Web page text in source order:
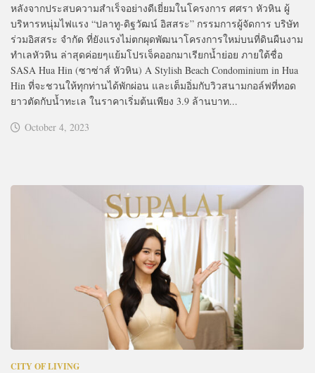
หลังจากประสบความสำเร็จอย่างดีเยี่ยมในโครงการ ศศรา หัวหิน ผู้
บริหารหนุ่มไฟแรง “ปลาทู-ดิฐวัฒน์ อิสสระ” กรรมการผู้จัดการ บริษัท
ร่วมอิสสระ จำกัด ที่ยังแรงไม่ตกผุดพัฒนาโครงการใหม่บนที่ดินผืนงาม
ทำเลหัวหิน ล่าสุดค่อยๆแย้มโปรเจ็คออกมาเรียกน้ำย่อย ภายใต้ชื่อ
SASA Hua Hin (ซาซ่าส์ หัวหิน) A Stylish Beach Condominium in Hua
Hin ที่จะชวนให้ทุกท่านได้พักผ่อน และเต็มอิ่มกับวิวสนามกอล์ฟที่ทอด
ยาวตัดกับน้ำทะเล ในราคาเริ่มต้นเพียง 3.9 ล้านบาท...
October 4, 2023
CITY OF LIVING